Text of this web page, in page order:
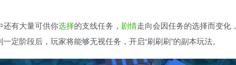
还有大量可供你选择的支线任务， 剧情走向会因任务的选择而变化
定阶段后，玩家将能够无视任务，开启“刷刷刷”的副本玩法。